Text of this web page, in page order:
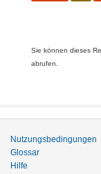
Sie können dieses
abrufen.
Nutzungsbedingungen
Glossar
Hilfe